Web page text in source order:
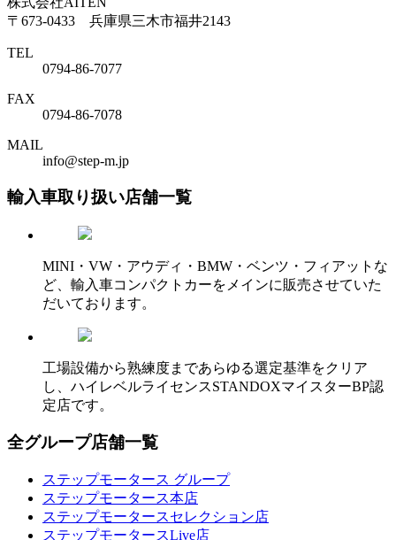
〒673-0433 兵庫県三木市福井2143
TEL
0794-86-7077
FAX
0794-86-7078
MAIL
info@step-m.jp
輸入車取り扱い店舗一覧
MINI・VW・アウディ・BMW・ベンツ・フィアットな
ど、輸入車コンパクトカーをメインに販売させていた
だいております。
工場設備から熟練度まであらゆる選定基準をクリア
し、ハイレベルライセンスSTANDOXマイスターBP認
定店です。
全グループ店舗一覧
ステップモータース グループ
ステップモータース本店
ステップモータースセレクション店
ステップモータースLive店